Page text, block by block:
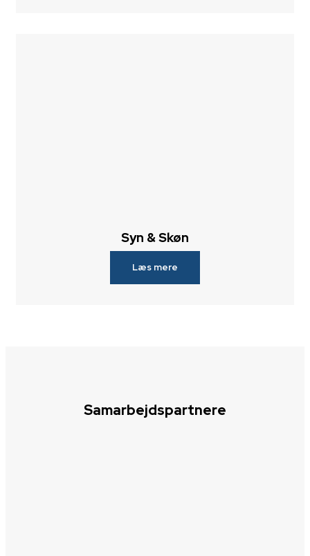
Syn & Skøn
Læs mere
Samarbejdspartnere